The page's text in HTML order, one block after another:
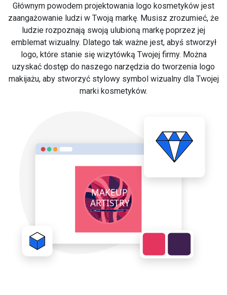
Głównym powodem projektowania logo kosmetyków jest
zaangażowanie ludzi w Twoją markę. Musisz zrozumieć, że
ludzie rozpoznają swoją ulubioną markę poprzez jej
emblemat wizualny. Dlatego tak ważne jest, abyś stworzył
logo, które stanie się wizytówką Twojej firmy. Można
uzyskać dostęp do naszego narzędzia do tworzenia logo
makijażu, aby stworzyć stylowy symbol wizualny dla Twojej
marki kosmetyków.